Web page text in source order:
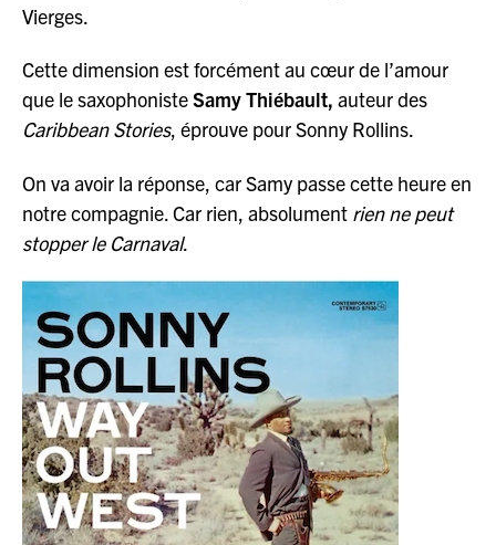
Vierges.
Cette dimension est forcément au cœur de l’amour
que le saxophonisteSamy Thiébault, auteur des
Caribbean Stories, éprouve pour Sonny Rollins.
On va avoir la réponse, car Samy passe cette heure en
notre compagnie. Car rien, absolument rien ne peut
stopper le Carnaval.